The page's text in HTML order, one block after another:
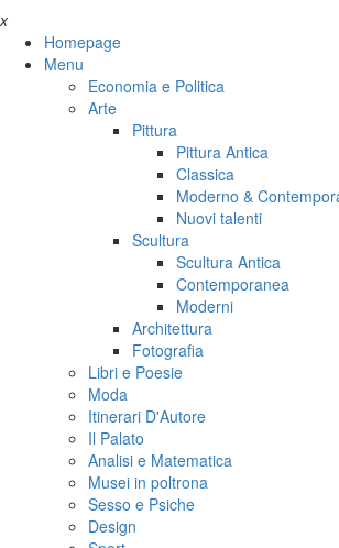
x
Homepage
Menu
Economia e Politica
Arte
Pittura
Pittura Antica
Classica
Moderno &
Nuovi talenti
Scultura
Scultura Antica
Contemporanea
Moderni
Architettura
Fotografia
Libri e Poesie
Moda
Itinerari D'Autore
Il Palato
Analisi e Matematica
Musei in poltrona
Sesso e Psiche
Design